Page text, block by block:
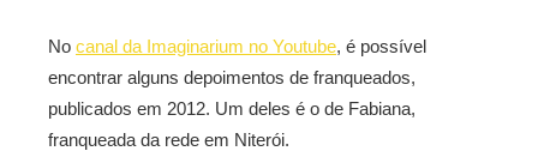
No canal da Imaginarium no Youtube, é possível
encontrar alguns depoimentos de franqueados,
publicados em 2012. Um deles é o de Fabiana,
franqueada da rede em Niterói.